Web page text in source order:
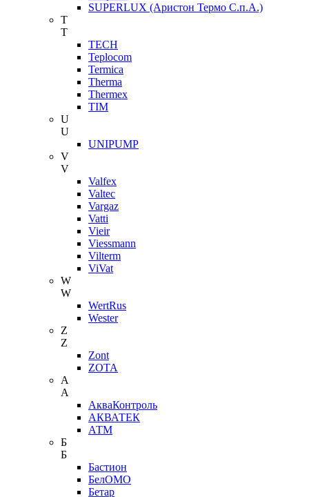
SUPERLUX (Аристон Термо С.п.А.)
T
T
TECH
Teplocom
Termica
Therma
Thermex
TIM
U
U
UNIPUMP
V
V
Valfex
Valtec
Vargaz
Vatti
Vieir
Viessmann
Vilterm
ViVat
W
W
WertRus
Wester
Z
Z
Zont
ZOTA
А
А
АкваКонтроль
АКВАТЕК
АТМ
Б
Б
Бастион
БелОМО
Бетар